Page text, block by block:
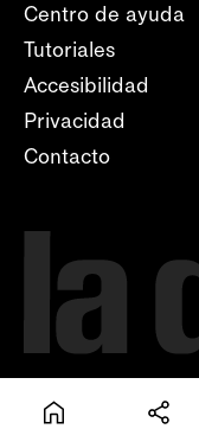
Centro de ayuda
Tutoriales
Accesibilidad
Privacidad
Contacto